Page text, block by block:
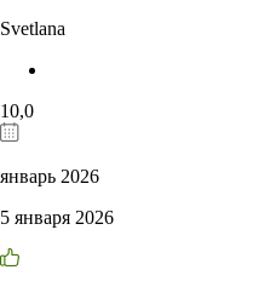
Svetlana
10,0
январь 2026
5 января 2026